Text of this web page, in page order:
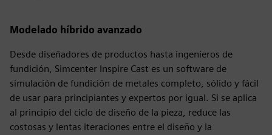
Modelado híbrido avanzado
Desde diseñadores de productos hasta ingenieros de
fundición, Simcenter Inspire Cast es un software de
simulación de fundición de metales completo, sólido y fácil
de usar para principiantes y expertos por igual. Si se aplica
al principio del ciclo de diseño de la pieza, reduce las
costosas y lentas iteraciones entre el diseño y la